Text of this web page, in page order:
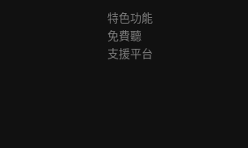
特色功能
免費聽
支援平台